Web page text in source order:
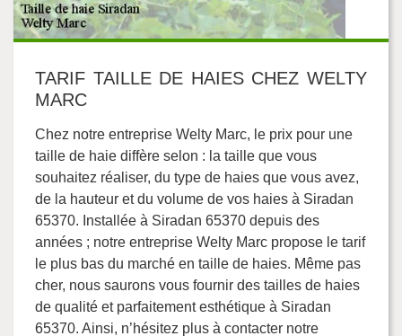
TARIF TAILLE DE HAIES CHEZ WELTY
MARC
Chez notre entreprise Welty Marc, le prix pour une
taille de haie diffère selon : la taille que vous
souhaitez réaliser, du type de haies que vous avez,
de la hauteur et du volume de vos haies à Siradan
65370. Installée à Siradan 65370 depuis des
années ; notre entreprise Welty Marc propose le tarif
le plus bas du marché en taille de haies. Même pas
cher, nous saurons vous fournir des tailles de haies
de qualité et parfaitement esthétique à Siradan
65370. Ainsi, n’hésitez plus à contacter notre